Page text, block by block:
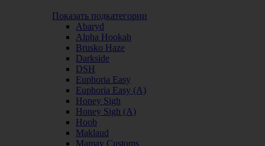
Показать подкатегории
Abaryd
Alpha Hookah
Brusko Haze
Darkside
DSH
Euphoria Easy
Euphoria Easy (А)
Honey Sigh
Honey Sigh (А)
Hoob
Maklaud
Mamay Customs